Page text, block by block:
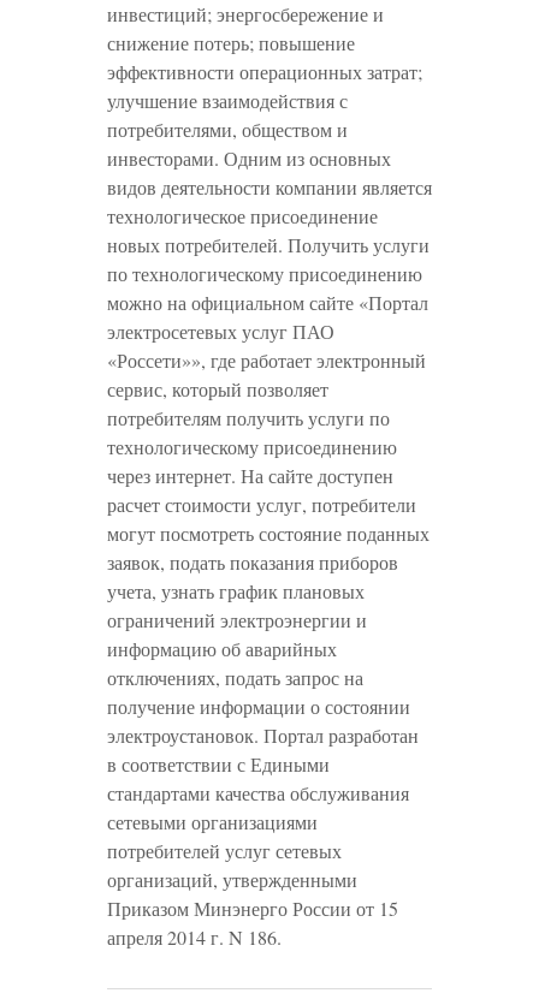
инвестиций; энергосбережение и
снижение потерь; повышение
эффективности операционных затрат;
улучшение взаимодействия с
потребителями, обществом и
инвесторами. Одним из основных
видов деятельности компании является
технологическое присоединение
новых потребителей. Получить услуги
по технологическому присоединению
можно на официальном сайте «Портал
электросетевых услуг ПАО
«Россети»», где работает электронный
сервис, который позволяет
потребителям получить услуги по
технологическому присоединению
через интернет. На сайте доступен
расчет стоимости услуг, потребители
могут посмотреть состояние поданных
заявок, подать показания приборов
учета, узнать график плановых
ограничений электроэнергии и
информацию об аварийных
отключениях, подать запрос на
получение информации о состоянии
электроустановок. Портал разработан
в соответствии с Едиными
стандартами качества обслуживания
сетевыми организациями
потребителей услуг сетевых
организаций, утвержденными
Приказом Минэнерго России от 15
апреля 2014 г. N 186.